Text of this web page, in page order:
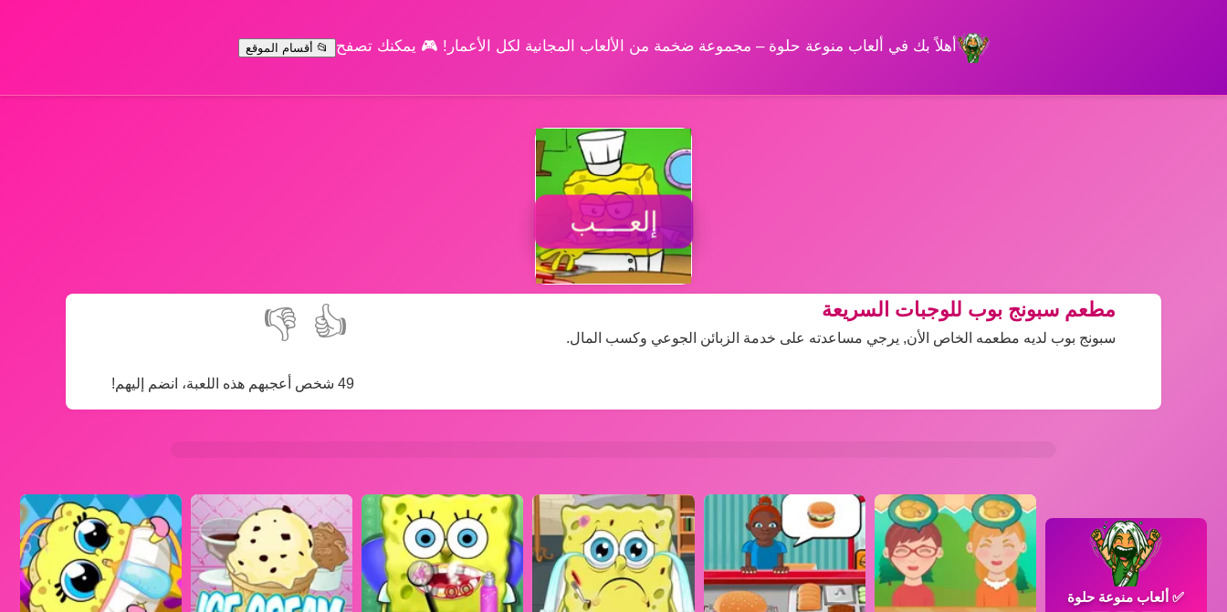
أهلاً بك في ألعاب منوعة حلوة – مجموعة ضخمة من الألعاب المجانية لكل الأعمار! 🎮 يمكنك تصفح 📂 أقسام الموقع
إلعــــب
👍
👎
49 شخص أعجبهم هذه اللعبة، انضم إليهم!
مطعم سبونج بوب للوجبات السريعة
سبونج بوب لديه مطعمه الخاص الأن, يرجي مساعدته على خدمة الزبائن الجوعي وكسب المال.
✅ألعاب منوعة حلوة